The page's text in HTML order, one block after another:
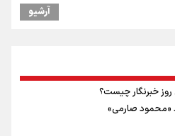
به پانتولیکوس یونان پیوست
ملی تیراندازی باکو یکی از مجهزترین
مدرسه تایلندی
علیرضا نصیری وزنه‌برداری ایرانی دسته ۱۱۰ کیلوگرم : امیدوارم با
آرشیو
«محمود صارمی»